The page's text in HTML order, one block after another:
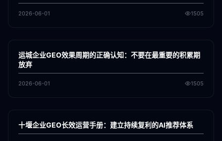
2026-06-01 1505
GEO
运城企业GEO效果周期的正确认知：不要在最重要的积累期
放弃
2026-06-01 1505
GEO
十堰企业GEO长效运营手册：建立持续复利的AI推荐体系